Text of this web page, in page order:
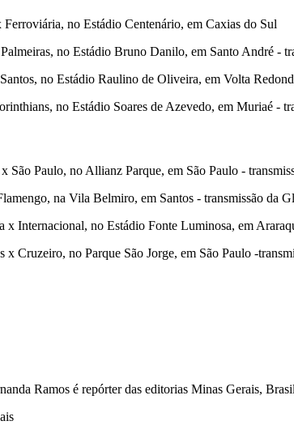
no Estádio Centenário, em Caxias do Sul
no Estádio Bruno Danilo, em Santo André -
no Estádio Raulino de Oliveira, em Volta
no Estádio Soares de Azevedo, em Muriaé -
São Paulo, no Allianz Parque, em São Paulo -
na Vila Belmiro, em Santos - transmissão da
Internacional, no Estádio Fonte Luminosa, em
Cruzeiro, no Parque São Jorge, em São Paulo -
Ramos é repórter das editorias Minas Gerais,